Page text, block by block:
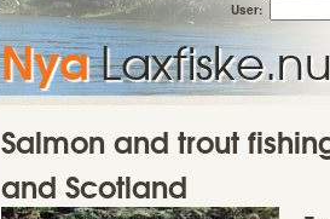
User:
Nya
Salmon and trout
and Scotland